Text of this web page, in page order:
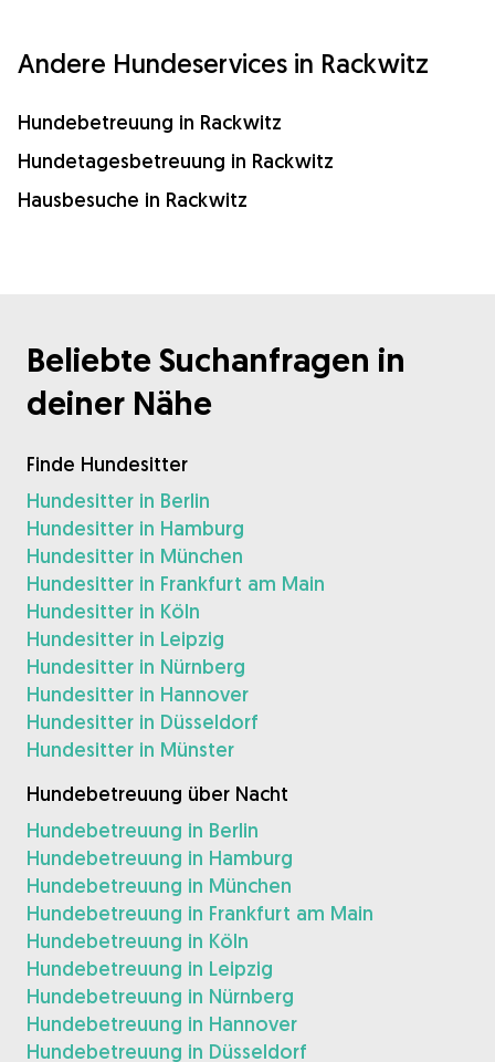
Andere Hundeservices in Rackwitz
Hundebetreuung in Rackwitz
Hundetagesbetreuung in Rackwitz
Hausbesuche in Rackwitz
Beliebte Suchanfragen in
deiner Nähe
Finde Hundesitter
Hundesitter in Berlin
Hundesitter in Hamburg
Hundesitter in München
Hundesitter in Frankfurt am Main
Hundesitter in Köln
Hundesitter in Leipzig
Hundesitter in Nürnberg
Hundesitter in Hannover
Hundesitter in Düsseldorf
Hundesitter in Münster
Hundebetreuung über Nacht
Hundebetreuung in Berlin
Hundebetreuung in Hamburg
Hundebetreuung in München
Hundebetreuung in Frankfurt am Main
Hundebetreuung in Köln
Hundebetreuung in Leipzig
Hundebetreuung in Nürnberg
Hundebetreuung in Hannover
Hundebetreuung in Düsseldorf